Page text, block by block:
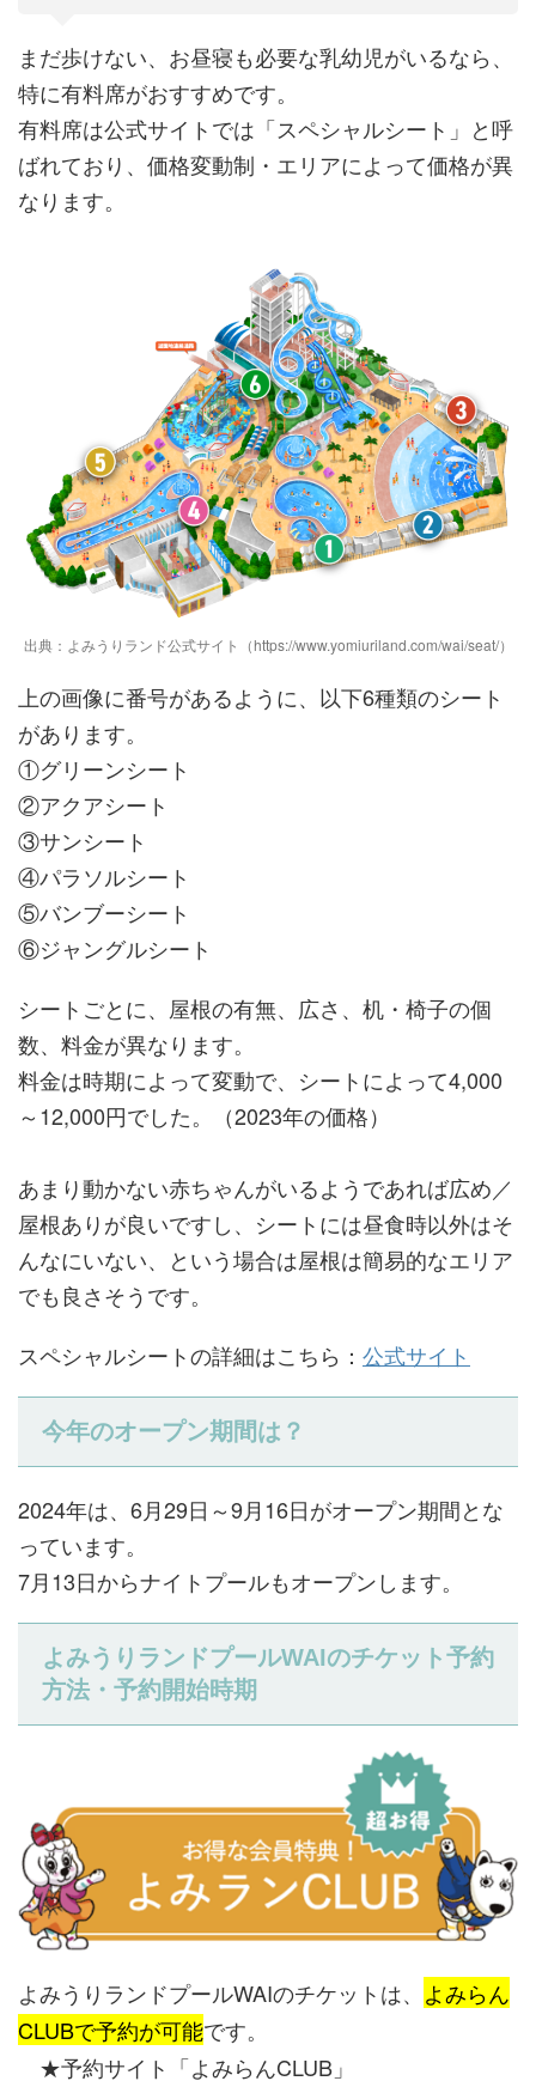
まだ歩けない、お昼寝も必要な乳幼児がいるなら、
特に有料席がおすすめです。
有料席は公式サイトでは「スペシャルシート」と呼
ばれており、価格変動制・エリアによって価格が異
なります。
出典：よみうりランド公式サイト（https://www.yomiuriland.com/wai/seat/）
上の画像に番号があるように、以下6種類のシート
があります。
①グリーンシート
②アクアシート
③サンシート
④パラソルシート
⑤バンブーシート
⑥ジャングルシート
シートごとに、屋根の有無、広さ、机・椅子の個
数、料金が異なります。
料金は時期によって変動で、シートによって4,000
～12,000円でした。（2023年の価格）
あまり動かない赤ちゃんがいるようであれば広め／
屋根ありが良いですし、シートには昼食時以外はそ
んなにいない、という場合は屋根は簡易的なエリア
でも良さそうです。
スペシャルシートの詳細はこちら： 公式サイト
今年のオープン期間は？
2024年は、6月29日～9月16日がオープン期間とな
っています。
7月13日からナイトプールもオープンします。
よみうりランドプールWAIのチケット予約
方法・予約開始時期
よみうりランドプールWAIのチケットは、 よみらん
CLUBで予約が可能です。
★予約サイト「よみらんCLUB」